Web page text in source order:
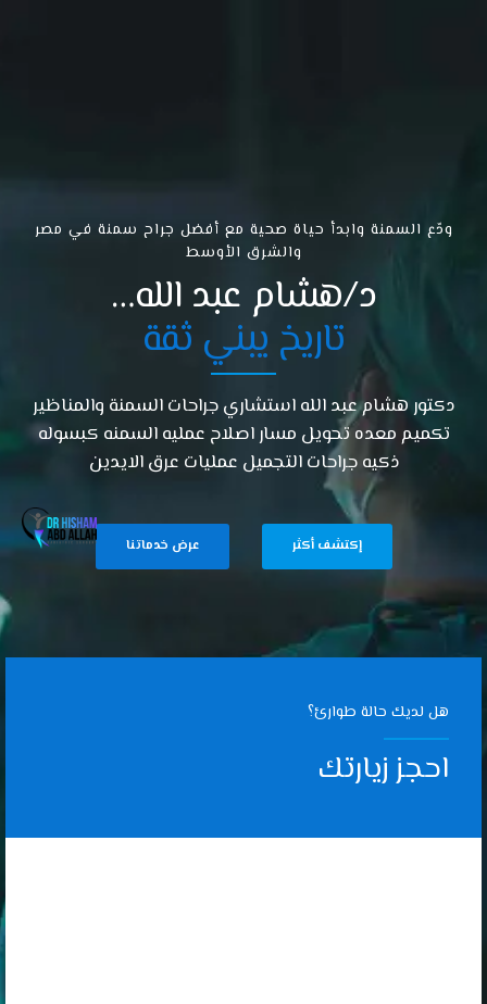
ودّع السمنة وابدأ حياة صحية مع أفضل جراح سمنة في مصر
والشرق الأوسط
د/هشام عبد الله…
تاريخ يبني ثقة
دكتور هشام عبد الله استشاري جراحات السمنة والمناظير
تكميم معده تحويل مسار اصلاح عمليه السمنه كبسوله
ذكيه جراحات التجميل عمليات عرق الايدين
إكتشف أكثر عرض خدماتنا
هل لديك حالة طوارئ؟
احجز زيارتك